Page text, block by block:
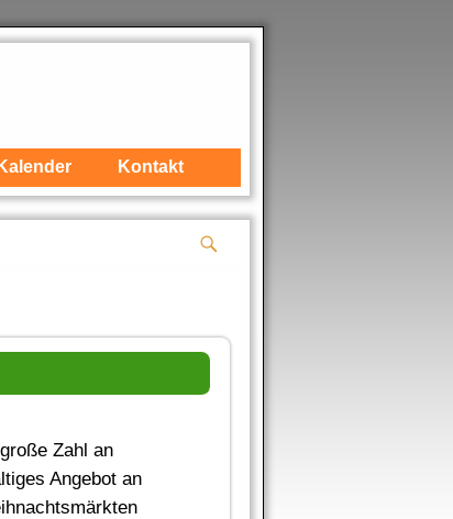
Kalender Kontakt
Zahl an
Angebot an